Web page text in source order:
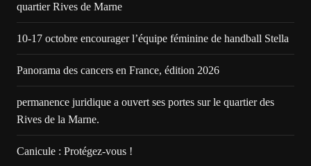
quartier Rives de Marne
10-17 octobre encourager l’équipe féminine de handball Stella
Panorama des cancers en France, édition 2026
permanence juridique a ouvert ses portes sur le quartier des
Rives de la Marne.
Canicule : Protégez-vous !